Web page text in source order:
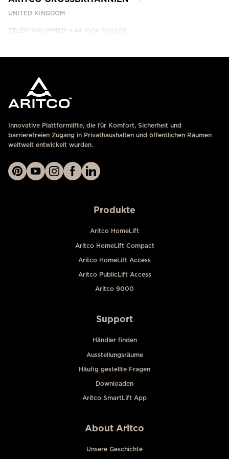
UNITED KINGDOM
TELEFONNUMMER: +44 1604 808809
Innovative Plattformlifte, die für Komfort, Sicherheit und
barrierefreien Zugang in Privathaushalten und öffentlichen Räumen
weltweit entwickelt wurden.
Produkte
Aritco HomeLift
Aritco HomeLift Compact
Aritco HomeLift Access
Aritco PublicLift Access
Aritco 9000
Support
Händler finden
Ausstellungsräume
Häufig gestellte Fragen
Downloaden
Aritco SmartLift App
About Aritco
Unsere Geschichte